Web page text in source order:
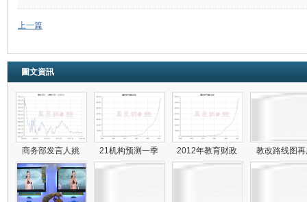
催
敗
上一篇
圖文資訊
商务部发言人姚 21机构预测一季 2012年教育财政 教改路线图